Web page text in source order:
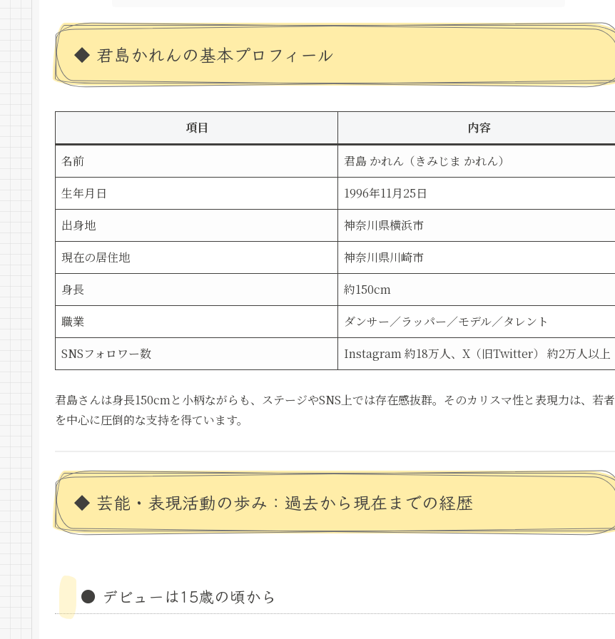
◆ 君島かれんの基本プロフィール
項目 内容
名前
君島 かれん（きみじま かれん）
生年月日
1996年11月25日
出身地
神奈川県横浜市
現在の居住地
神奈川県川崎市
身長
約150cm
職業
ダンサー／ラッパー／モデル／タレント
SNSフォロワー数
Instagram 約18万人、X（旧Twitter） 約2万人以上
君島さんは身長150cmと小柄ながらも、ステージやSNS上では存在感抜群。そのカリスマ性と表現力は、若者
を中心に圧倒的な支持を得ています。
◆ 芸能・表現活動の歩み：過去から現在までの経歴
● デビューは15歳の頃から